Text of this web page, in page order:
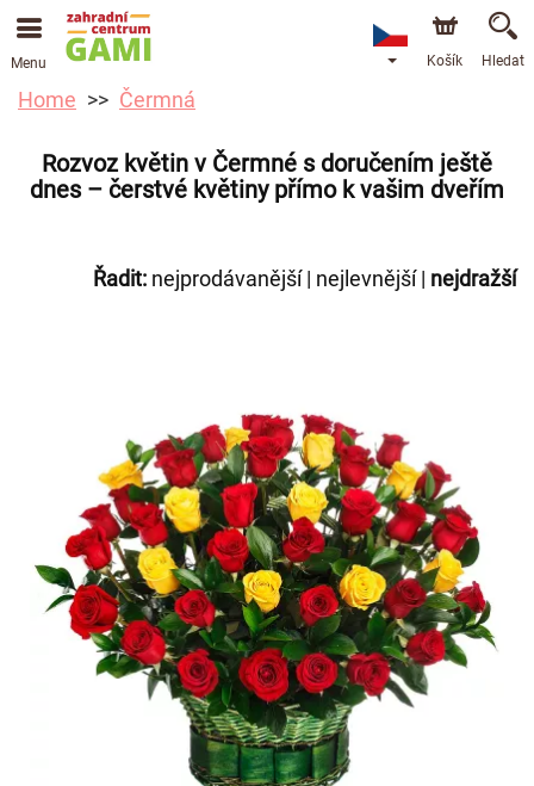
Menu Košík Hledat
Home Čermná
Rozvoz květin v Čermné s doručením ještě
dnes – čerstvé květiny přímo k vašim dveřím
Řadit: nejprodávanější| nejlevnější| nejdražší